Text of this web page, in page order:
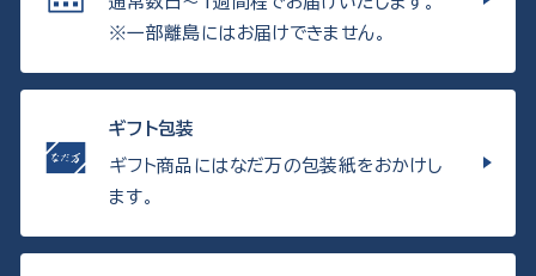
※一部離島にはお届けできません。
ギフト包装
ギフト商品にはなだ万の包装紙をおかけし
ます。